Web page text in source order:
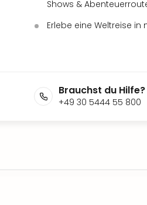
Shows &
Erlebe eine Weltreise in
Brauchst du Hilfe?
+49 30 5444 55 800